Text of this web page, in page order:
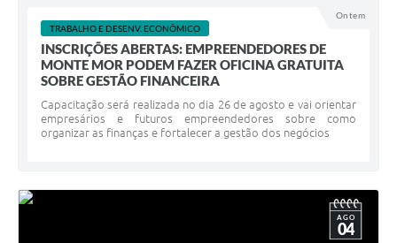
Ontem
TRABALHO E DESENV. ECONÔMICO
INSCRIÇÕES ABERTAS: EMPREENDEDORES DE
MONTE MOR PODEM FAZER OFICINA GRATUITA
SOBRE GESTÃO FINANCEIRA
Capacitação será realizada no dia 26 de agosto e vai orientar
empresários e futuros empreendedores sobre como
organizar as finanças e fortalecer a gestão dos negócios
AGO
04